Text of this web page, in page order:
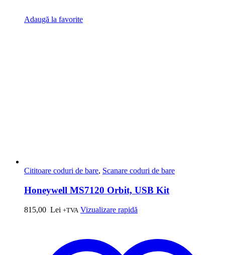
Adaugă la favorite
Cititoare coduri de bare, Scanare coduri de bare
Honeywell MS7120 Orbit, USB Kit
815,00 Lei +TVA Vizualizare rapidă